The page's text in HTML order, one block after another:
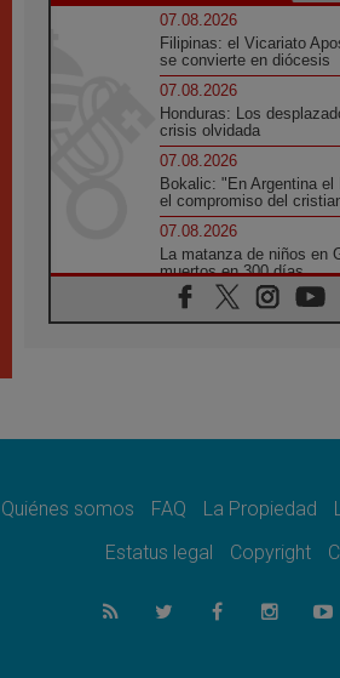
07.08.2026
Filipinas: el Vicariato
se convierte en diócesis
07.08.2026
Honduras: Los
crisis olvidada
07.08.2026
Bokalic: "En Argentina el
el compromiso del
07.08.2026
La matanza de niños en
muertos en 300 días
07.08.2026
Tagle: La guerra
como misión al servicio
SIGNIS 2026, dar voz a
07.08.2026
Lanzan un proyecto de
Quiénes somos FAQ La Propiedad
Estatus legal
Copyright